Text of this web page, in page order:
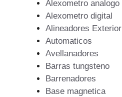
Alexometro analogo
Alexometro digital
Alineadores Exterior
Automaticos
Avellanadores
Barras tungsteno
Barrenadores
Base magnetica